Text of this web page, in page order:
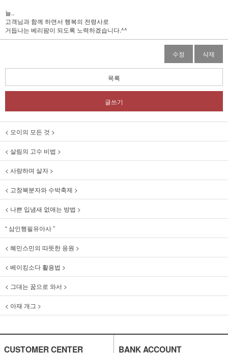
늘..
고객님과 함께 하면서 행복의 전령사로
거듭나는 베리팜이 되도록 노력하겠습니다.^^
수정 삭제
목록
글쓰기
< 오이의 모든 것 >
< 살림의 고수 비법 >
< 사랑하며 살자 >
< 고창복분자와 수박축제 >
< 나쁜 입냄새 없애는 방법 >
“ 삼인행필유아사 ”
< 혜민스민의 따뜻한 응원 >
< 베이킹소다 활용법 >
< 그대는 꿈으로 와서 >
< 아재 개그 >
CUSTOMER CENTER BANK ACCOUNT